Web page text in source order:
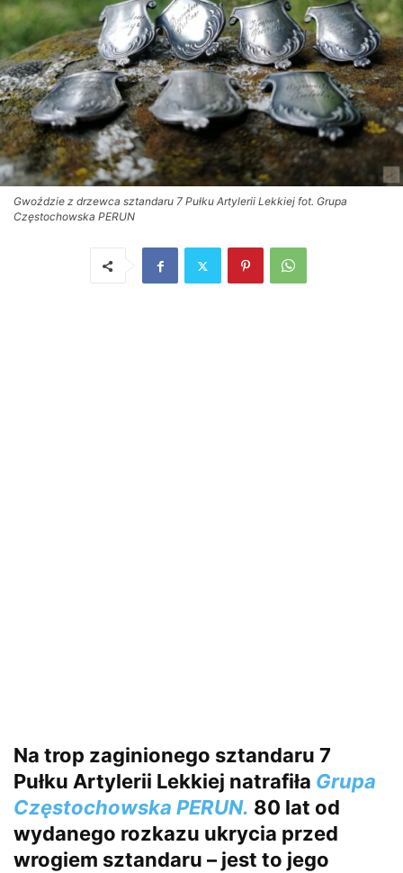
Gwoździe z drzewca sztandaru 7 Pułku Artylerii Lekkiej fot. Grupa
Częstochowska PERUN
Na trop zaginionego sztandaru 7
Pułku Artylerii Lekkiej natrafiła Grupa
Częstochowska PERUN. 80 lat od
wydanego rozkazu ukrycia przed
wrogiem sztandaru – jest to jego